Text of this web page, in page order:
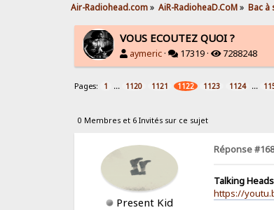
Air-Radiohead.com» AiR-RadioheaD.CoM» Bac à
VOUS ECOUTEZ QUOI ?
aymeric· 17319 · 7288248
Pages: 1 ... 1120 1121 1122 1123 1124 ...
0 Membres et 6 Invités sur ce sujet
Present Kid
Réponse
Talking
https://